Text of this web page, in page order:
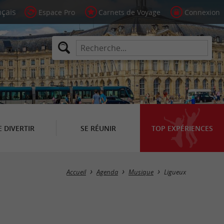
Espace Pro Carnets de Voyage Connexion
DIVERTIR SE RÉUNIR TOP EXPÉRIENCES
Masquer la carte
Accueil Agenda Musique Ligueux